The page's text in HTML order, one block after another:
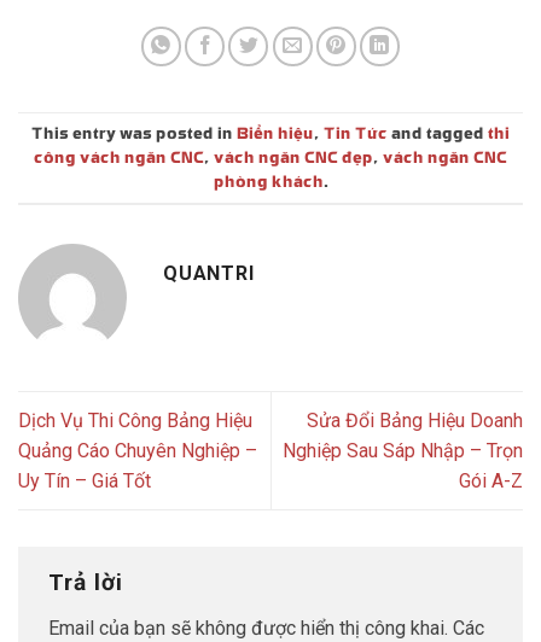
This entry was posted in Biển hiệu, Tin Tức and tagged thi
công vách ngăn CNC, vách ngăn CNC đẹp, vách ngăn CNC
phòng khách.
QUANTRI
Dịch Vụ Thi Công Bảng Hiệu
Quảng Cáo Chuyên Nghiệp –
Uy Tín – Giá Tốt
Sửa Đổi Bảng Hiệu Doanh
Nghiệp Sau Sáp Nhập – Trọn
Gói A-Z
Trả lời
Email của bạn sẽ không được hiển thị công khai. Các